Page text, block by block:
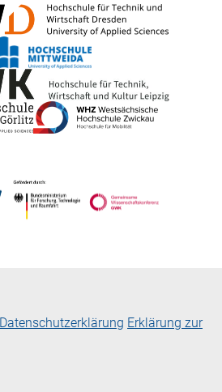
Datenschutzerklärung Erklärung zur